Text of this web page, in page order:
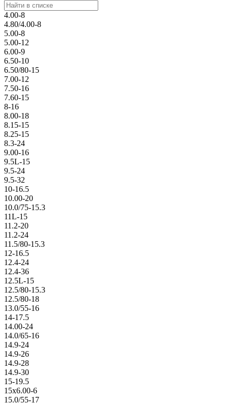
4.00-8
4.80/4.00-8
5.00-8
5.00-12
6.00-9
6.50-10
6.50/80-15
7.00-12
7.50-16
7.60-15
8-16
8.00-18
8.15-15
8.25-15
8.3-24
9.00-16
9.5L-15
9.5-24
9.5-32
10-16.5
10.00-20
10.0/75-15.3
11L-15
11.2-20
11.2-24
11.5/80-15.3
12-16.5
12.4-24
12.4-36
12.5L-15
12.5/80-15.3
12.5/80-18
13.0/55-16
14-17.5
14.00-24
14.0/65-16
14.9-24
14.9-26
14.9-28
14.9-30
15-19.5
15x6.00-6
15.0/55-17